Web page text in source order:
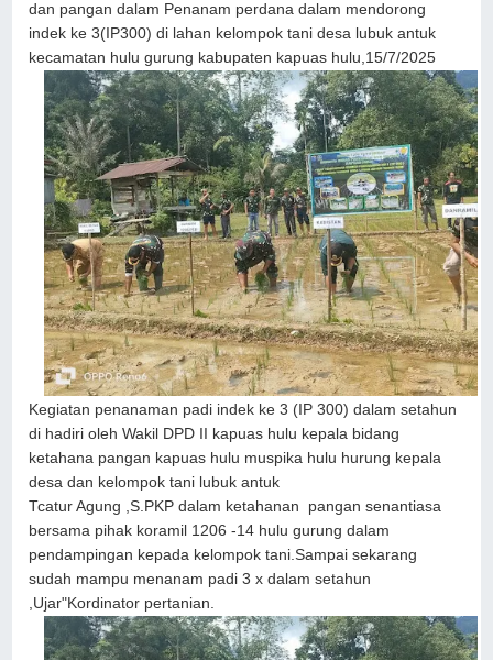
dan pangan dalam Penanam perdana dalam mendorong
indek ke 3(IP300) di lahan kelompok tani desa lubuk antuk
kecamatan hulu gurung kabupaten kapuas hulu,15/7/2025
Kegiatan penanaman padi indek ke 3 (IP 300) dalam setahun
di hadiri oleh Wakil DPD II kapuas hulu kepala bidang
ketahana pangan kapuas hulu muspika hulu hurung kepala
desa dan kelompok tani lubuk antuk
Tcatur Agung ,S.PKP dalam ketahanan pangan senantiasa
bersama pihak koramil 1206 -14 hulu gurung dalam
pendampingan kepada kelompok tani.Sampai sekarang
sudah mampu menanam padi 3 x dalam setahun
,Ujar"Kordinator pertanian.